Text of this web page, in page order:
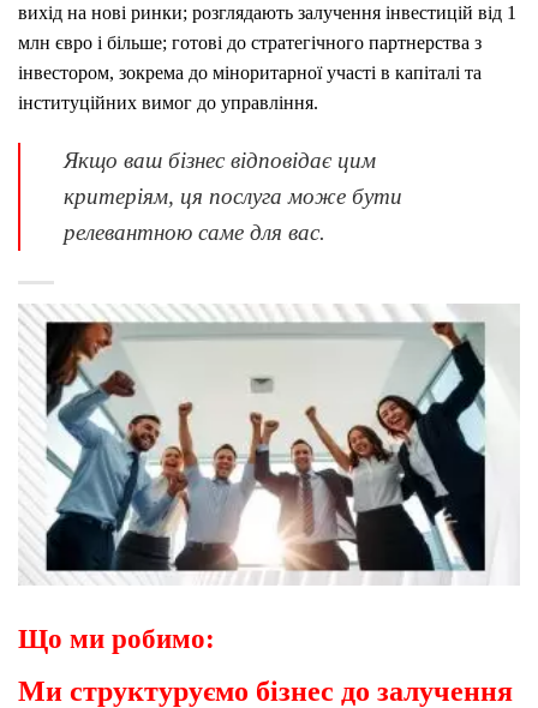
вихід на нові ринки; розглядають залучення інвестицій від 1
млн євро і більше; готові до стратегічного партнерства з
інвестором, зокрема до міноритарної участі в капіталі та
інституційних вимог до управління.
Якщо ваш бізнес відповідає цим
критеріям, ця послуга може бути
релевантною саме для вас.
Що ми робимо:
Ми структуруємо бізнес до залучення